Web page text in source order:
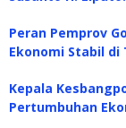
Peran Pemprov
Ekonomi Stabil
Kepala
Pertumbuhan